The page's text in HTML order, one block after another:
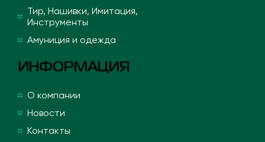
Тир, Нашивки, Имитация,
Инструменты
Амуниция и одежда
ИНФОРМАЦИЯ
О компании
Новости
Контакты